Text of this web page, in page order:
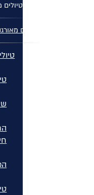
טיולים
טיולים